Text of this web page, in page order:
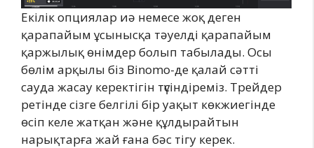
Екілік опциялар иә немесе жоқ деген
қарапайым ұсынысқа тәуелді қарапайым
қаржылық өнімдер болып табылады. Осы
бөлім арқылы біз Binomo-де қалай сәтті
сауда жасау керектігін түсіндіреміз. Трейдер
ретінде сізге белгілі бір уақыт көкжиегінде
өсіп келе жатқан және құлдырайтын
нарықтарға жай ғана бәс тігу керек.